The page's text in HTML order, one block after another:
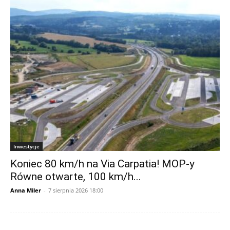
Inwestycje
Koniec 80 km/h na Via Carpatia! MOP-y
Równe otwarte, 100 km/h...
Anna Miler - 7 sierpnia 2026 18:00